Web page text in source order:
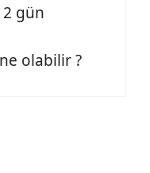
gün
olabilir ?